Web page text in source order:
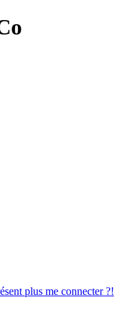
plus me connecter ?!